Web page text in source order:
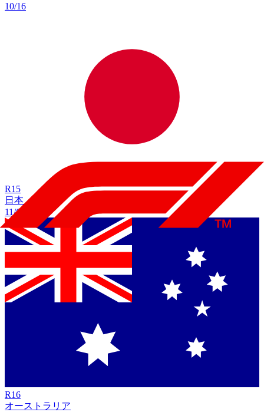
10/16
R15
日本
11/6
R16
オーストラリア